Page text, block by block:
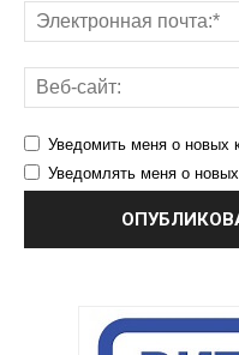
Уведомить меня о новых
Уведомлять меня о